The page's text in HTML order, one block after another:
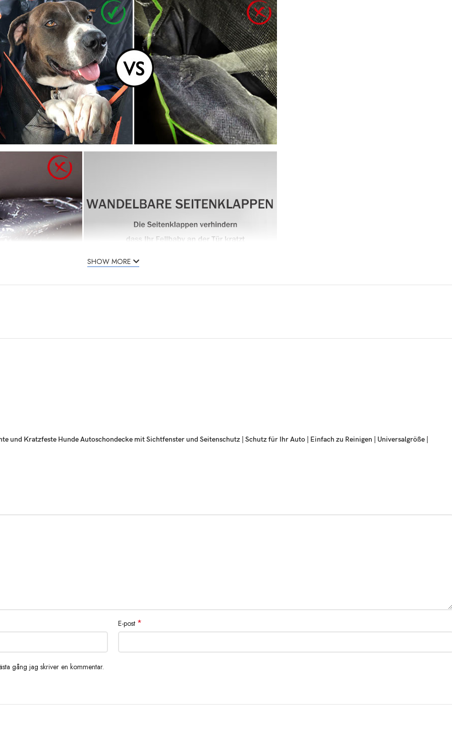
Rückbank und Kofferraum, Wasserdicht, Rutschfest und Kratzfest Rücksitzbezüge für
Rücksitzbereich zu reinigen?Mit “Hundedecke Auto Rückbank”
Sorgen
SHOW MORE
und Kratzfeste Hunde Autoschondecke mit Sichtfenster und Seitenschutz | Schutz für Ihr Auto | Einfach zu Reinigen | Universalgröße |
E-post *
gång jag skriver en kommentar.